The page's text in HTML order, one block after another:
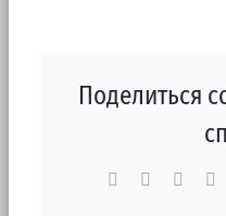
Поделиться
Facebook Reddit